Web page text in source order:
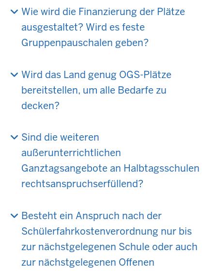
Wie wird die Finanzierung der Plätze
ausgestaltet? Wird es feste
Gruppenpauschalen geben?
Wird das Land genug OGS-Plätze
bereitstellen, um alle Bedarfe zu
decken?
Sind die weiteren
außerunterrichtlichen
Ganztagsangebote an Halbtagsschulen
rechtsanspruchserfüllend?
Besteht ein Anspruch nach der
Schülerfahrkostenverordnung nur bis
zur nächstgelegenen Schule oder auch
zur nächstgelegenen Offenen